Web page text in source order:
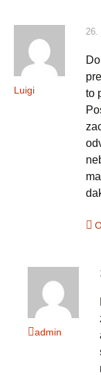
Luigi
26.
to
admin